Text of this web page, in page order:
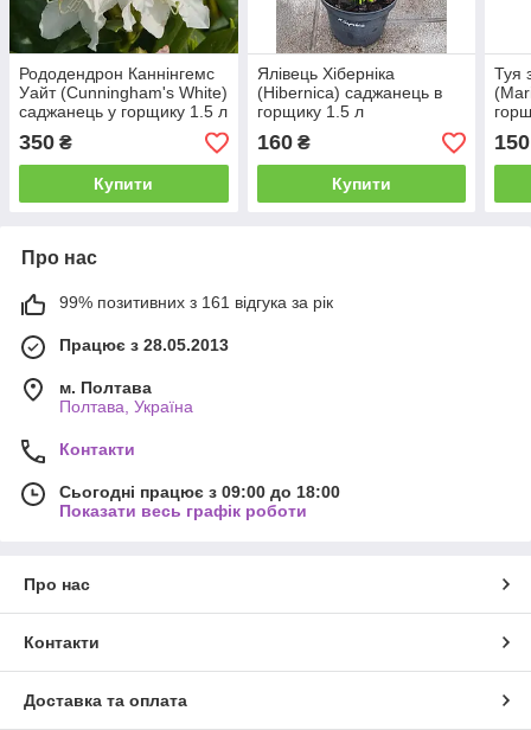
Рододендрон Каннінгемс
Уайт (Cunningham's White)
саджанець у горщику 1.5 л
350 ₴
Купити
Ялівець Хіберніка
(Hibernica) саджанець в
горщику 1.5 л
160₴
Купити
Туя
150
Про нас
99% позитивних з 161 відгука за рік
Працює з 28.05.2013
м. Полтава
Полтава, Україна
Контакти
Сьогодні працює з 09:00 до 18:00
Показати весь графік роботи
Про нас
Контакти
Доставка та оплата